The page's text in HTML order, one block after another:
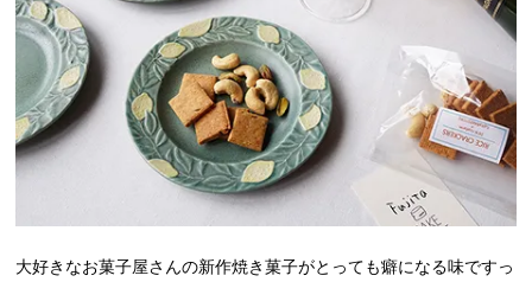
大好きなお菓子屋さんの新作焼き菓子がとっても癖になる味ですっ